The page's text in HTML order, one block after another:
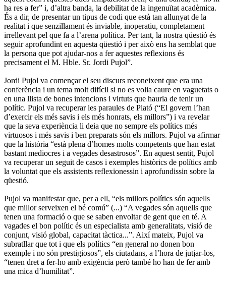
ha res a fer” i, d’altra banda, la debilitat de la ingenuïtat acadèmica.
És a dir, de presentar un tipus de codi que està tan allunyat de la
realitat i que senzillament és inviable, inoperatiu, completament
irrellevant pel que fa a l’arena política. Per tant, la nostra qüestió és
seguir aprofundint en aquesta qüestió i per això ens ha semblat que
la persona que pot ajudar-nos a fer aquestes reflexions és
precisament el M. Hble. Sr. Jordi Pujol”.
Jordi Pujol va començar el seu discurs reconeixent que era una
conferència i un tema molt difícil si no es volia caure en vaguetats o
en una llista de bones intencions i virtuts que hauria de tenir un
polític. Pujol va recuperar les paraules de Plató (“El govern l’han
d’exercir els més savis i els més honrats, els millors”) i va revelar
que la seva experiència li deia que no sempre els polítics més
virtuosos i més savis i ben preparats són els millors. Pujol va afirmar
que la història “està plena d’homes molts competents que han estat
bastant mediocres i a vegades desastrosos”. En aquest sentit, Pujol
va recuperar un seguit de casos i exemples històrics de polítics amb
la voluntat que els assistents reflexionessin i aprofundissin sobre la
qüestió.
Pujol va manifestar que, per a ell, “els millors polítics són aquells
que millor serveixen el bé comú” (...) “A vegades són aquells que
tenen una formació o que se saben envoltar de gent que en té. A
vagades el bon polític és un especialista amb generalitats, visió de
conjunt, visió global, capacitat tàctica...”. Així mateix, Pujol va
subratllar que tot i que els polítics “en general no donen bon
exemple i no són prestigiosos”, els ciutadans, a l’hora de jutjar-los,
“tenen dret a fer-ho amb exigència però també ho han de fer amb
una mica d’humilitat”.